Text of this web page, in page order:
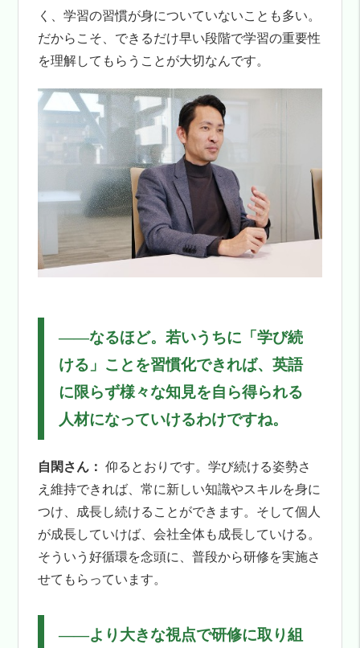
く、学習の習慣が身についていないことも多い。
だからこそ、できるだけ早い段階で学習の重要性
を理解してもらうことが大切なんです。
――なるほど。若いうちに「学び続
ける」ことを習慣化できれば、英語
に限らず様々な知見を自ら得られる
人材になっていけるわけですね。
自閑さん： 仰るとおりです。学び続ける姿勢さ
え維持できれば、常に新しい知識やスキルを身に
つけ、成長し続けることができます。そして個人
が成長していけば、会社全体も成長していける。
そういう好循環を念頭に、普段から研修を実施さ
せてもらっています。
――より大きな視点で研修に取り組